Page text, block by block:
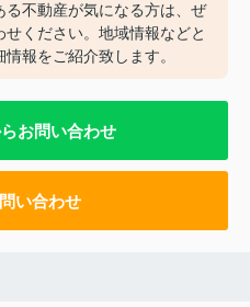
る不動産が気になる方は、ぜ
ください。地域情報などと
報をご紹介致します。
お問い合わせ
い合わせ